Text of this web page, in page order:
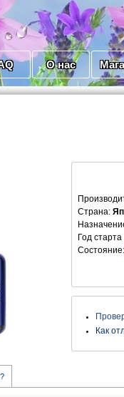
О нас
Страна:
Год
Состояние:
Как